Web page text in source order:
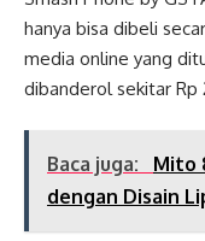
hanya bisa dibeli
media online yang
dibanderol sekitar Rp
Baca juga:
Mito
dengan Disain